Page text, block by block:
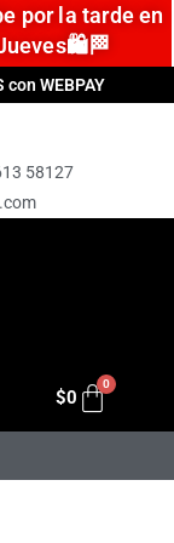
por la tarde en
con WEBPAY
58127
$0